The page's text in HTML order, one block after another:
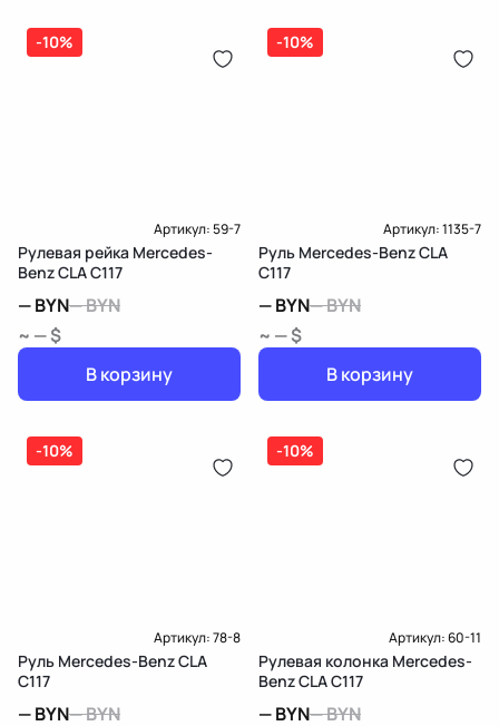
-10%
Артикул:59-7
Рулевая рейка Mercedes-
Benz CLA C117
—BYN—BYN
~ — $
В корзину
-10%
Артикул:1135-7
Руль Mercedes-Benz CLA
C117
—BYN—BYN
~ — $
В корзину
-10%
Артикул:78-8
Руль Mercedes-Benz CLA
C117
—BYN—BYN
-10%
Артикул:60-11
Рулевая колонка Mercedes-
Benz CLA C117
—BYN—BYN